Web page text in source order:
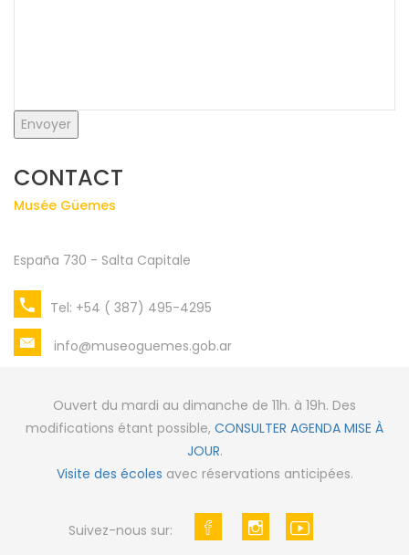
CONTACT
Musée Güemes
España 730 - Salta Capitale
Tel: +54 ( 387) 495-4295
info@museoguemes.gob.ar
Ouvert du mardi au dimanche de 11h. à 19h. Des
modifications étant possible, CONSULTER AGENDA MISE À
JOUR.
Visite des écoles avec réservations anticipées.
Suivez-nous sur: